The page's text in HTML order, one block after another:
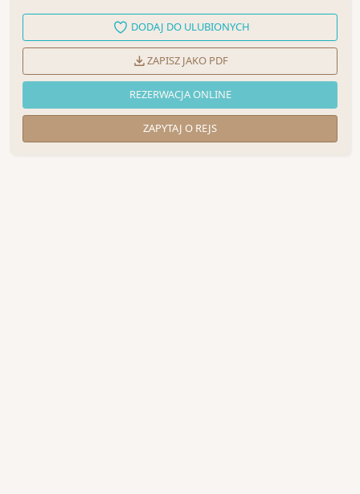
DODAJ DO ULUBIONYCH
ZAPISZ JAKO PDF
REZERWACJA ONLINE
ZAPYTAJ O REJS